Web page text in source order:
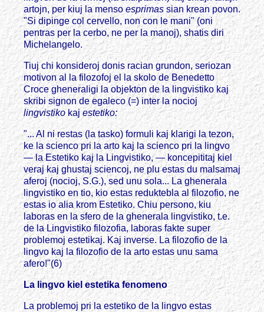
artojn, per kiuj la menso esprimassian krean povon.
"Si dipinge col cervello, non con le mani" (oni
pentras per la cerbo, ne per la manoj), shatis diri
Michelangelo.
Tiuj chi konsideroj donis racian grundon, seriozan
motivon al la filozofoj el la skolo de Benedetto
Croce gheneraligi la objekton de la lingvistiko kaj
skribi signon de egaleco (=) inter la nocioj
lingvistiko kaj estetiko:
"... Al ni restas (la tasko) formuli kaj klarigi la tezon,
ke la scienco pri la arto kaj la scienco pri la lingvo
— la Estetiko kaj la Lingvistiko, — koncepititaj kiel
veraj kaj ghustaj sciencoj, ne plu estas du malsamaj
aferoj (nocioj, S.G.), sed unu sola... La ghenerala
lingvistiko en tio, kio estas reduktebla al filozofio, ne
estas io alia krom Estetiko. Chiu persono, kiu
laboras en la sfero de la ghenerala lingvistiko, t.e.
de la Lingvistiko filozofia, laboras fakte super
problemoj estetikaj. Kaj inverse. La filozofio de la
lingvo kaj la filozofio de la arto estas unu sama
afero!"(6)
La lingvo kiel estetika fenomeno
La problemoj pri la estetiko de la lingvo estas